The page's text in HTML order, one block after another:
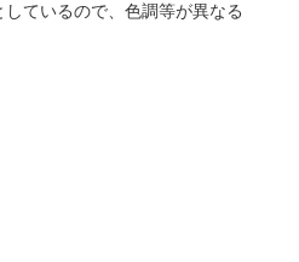
ているので、色調等が異なる